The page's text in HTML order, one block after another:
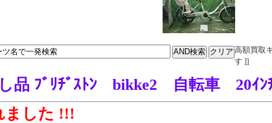
高額買取
す ]]
品 ﾌﾞﾘﾁﾞｽﾄﾝ bikke2 自転車 20ｲﾝ
ました !!!